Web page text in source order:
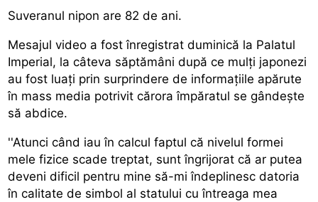
Suveranul nipon are 82 de ani.
Mesajul video a fost înregistrat duminică la Palatul
Imperial, la câteva săptămâni după ce mulți japonezi
au fost luați prin surprindere de informațiile apărute
în mass media potrivit cărora împăratul se gândește
să abdice.
''Atunci când iau în calcul faptul că nivelul formei
mele fizice scade treptat, sunt îngrijorat că ar putea
deveni dificil pentru mine să-mi îndeplinesc datoria
în calitate de simbol al statului cu întreaga mea